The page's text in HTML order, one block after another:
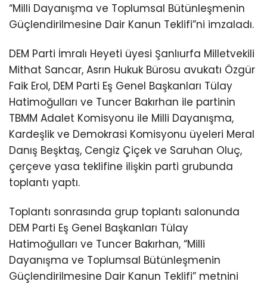
“Milli Dayanışma ve Toplumsal Bütünleşmenin
Güçlendirilmesine Dair Kanun Teklifi”ni imzaladı.
DEM Parti İmralı Heyeti üyesi Şanlıurfa Milletvekili
Mithat Sancar, Asrın Hukuk Bürosu avukatı Özgür
Faik Erol, DEM Parti Eş Genel Başkanları Tülay
Hatimoğulları ve Tuncer Bakırhan ile partinin
TBMM Adalet Komisyonu ile Milli Dayanışma,
Kardeşlik ve Demokrasi Komisyonu üyeleri Meral
Danış Beşktaş, Cengiz Çiçek ve Saruhan Oluç,
çerçeve yasa teklifine ilişkin parti grubunda
toplantı yaptı.
Toplantı sonrasında grup toplantı salonunda
DEM Parti Eş Genel Başkanları Tülay
Hatimoğulları ve Tuncer Bakırhan, “Milli
Dayanışma ve Toplumsal Bütünleşmenin
Güçlendirilmesine Dair Kanun Teklifi” metnini